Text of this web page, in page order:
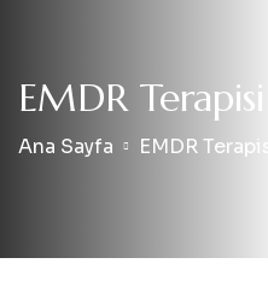
EMDR Terapisi
Ana Sayfa EMDR Terapisi